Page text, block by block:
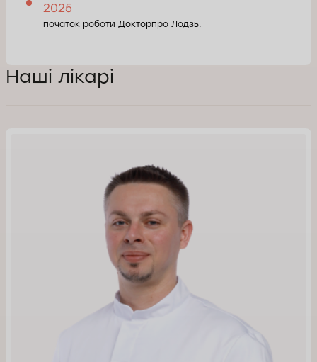
2025
початок роботи Докторпро Лодзь.
Наші лікарі